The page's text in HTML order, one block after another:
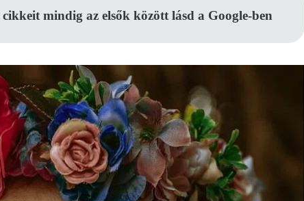
mindig az elsők között lásd a Google-ben